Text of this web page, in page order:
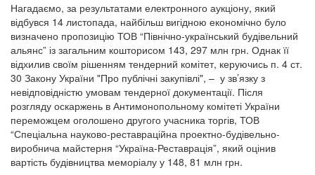
Нагадаємо, за результатами електронного аукціону, який
відбувся 14 листопада, найбільш вигідною економічно було
визначено пропозицію ТОВ “Північно-український будівельний
альянс” із загальним кошторисом 143, 297 млн грн. Однак її
відхилив своїм рішенням тендерний комітет, керуючись п. 4 ст.
30 Закону України "Про публічні закупівлі", – у зв’язку з
невідповідністю умовам тендерної документації. Після
розгляду оскаржень в Антимонопольному комітеті України
переможцем оголошено другого учасника торгів, ТОВ
“Спеціальна науково-реставраційна проектно-будівельно-
виробнича майстерня “Україна-Реставрація”, який оцінив
вартість будівництва меморіалу у 148, 81 млн грн.